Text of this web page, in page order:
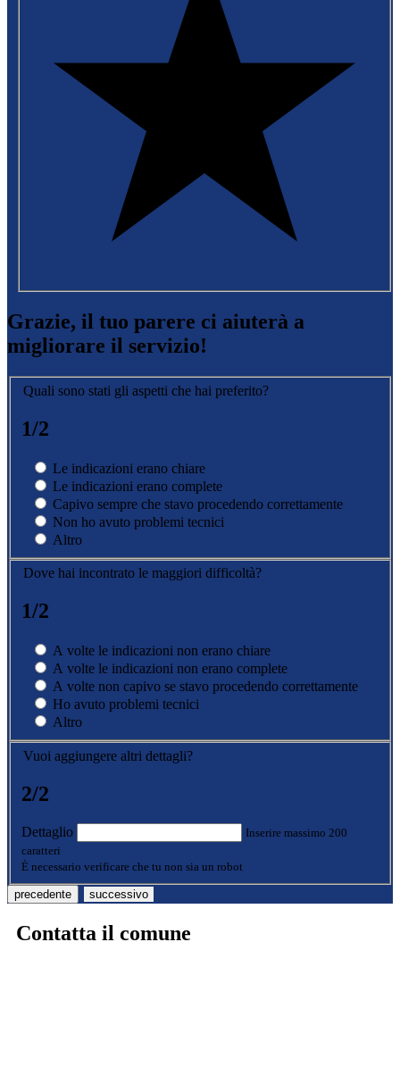
Grazie, il tuo parere ci aiuterà a
migliorare il servizio!
Quali sono stati gli aspetti che hai preferito?
1/2
Le indicazioni erano chiare
Le indicazioni erano complete
Capivo sempre che stavo procedendo correttamente
Non ho avuto problemi tecnici
Altro
Dove hai incontrato le maggiori difficoltà?
1/2
A volte le indicazioni non erano chiare
A volte le indicazioni non erano complete
A volte non capivo se stavo procedendo correttamente
Ho avuto problemi tecnici
Altro
Vuoi aggiungere altri dettagli?
2/2
Dettaglio
Inserire massimo 200
caratteri
È necessario verificare che tu non sia un robot
precedente successivo
Contatta il comune